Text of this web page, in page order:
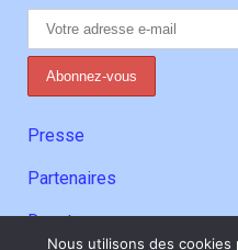
Presse
Partenaires
Donateurs
Nous utilisons des cookies